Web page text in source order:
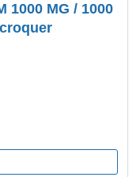
1000 MG / 1000